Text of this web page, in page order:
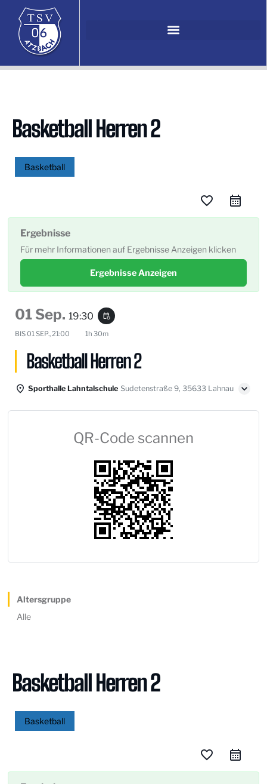
Basketball Herren 2
Basketball
favorite_border
Ergebnisse
Für mehr Informationen auf Ergebnisse Anzeigen klicken
Ergebnisse Anzeigen
01 Sep. 19:30 event_repeat
BIS01 SEP., 21:00 1h 30m
Basketball Herren 2
Sporthalle Lahntalschule Sudetenstraße 9, 35633 Lahnau
QR-Code scannen
Altersgruppe
Alle
Basketball Herren 2
Basketball
favorite_border